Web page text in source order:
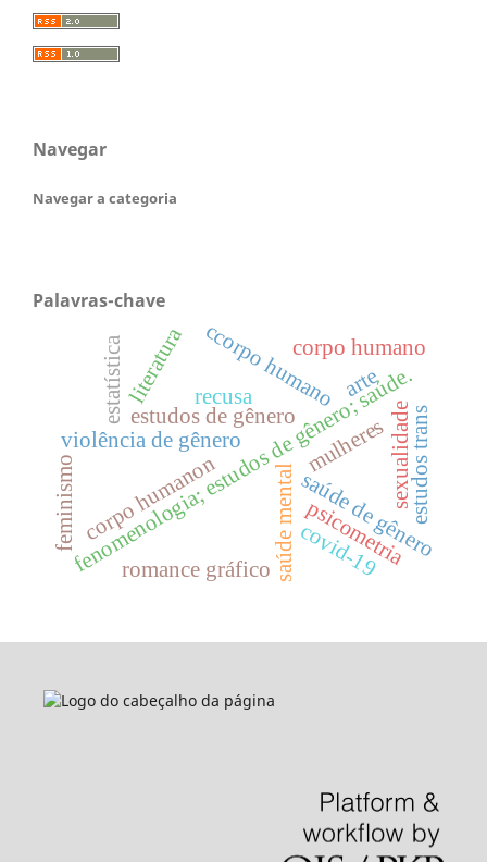
Navegar
Navegar a categoria
Palavras-chave
fenomenologia; estudos de gênero; saúde.
saúde mentalsaúde de gênero
violência de gênero
ccorpo humano
estudos de gênero sexualidade
literatura
mulheres
corpo humanon
romance gráfico
corpo humano
feminismo
arte
estudos trans
recusa
estatística
psicometria
covid-19